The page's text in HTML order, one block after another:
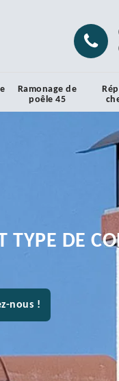
Ramonage de
poêle 45
TYPE DE
nous !